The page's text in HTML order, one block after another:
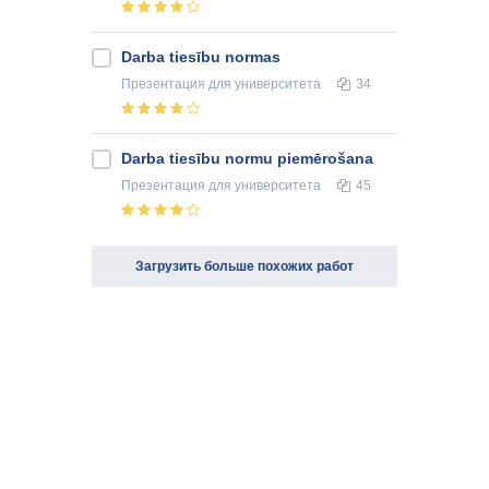
Darba tiesību normas
Презентация для университета 34
Darba tiesību normu piemērošana
Презентация для университета 45
Загрузить больше похожих работ